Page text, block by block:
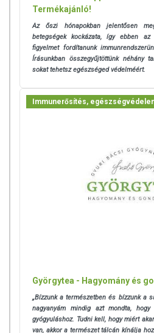
Termékajánló!
Az őszi hónapokban jelentősen
betegségek kockázata, így ebben
figyelmet fordítanunk
Írásunkban összegyűjtöttünk néhány
sokat tehetsz egészséged védelméért.
Immunerősítés,
Györgytea - Hagyomány és
„Bízzunk a természetben és bízzunk a
nagyanyám mindig azt mondta,
gyógyuláshoz. Tudni kell, hogy miért
van, akkor a természet tálcán kínálja